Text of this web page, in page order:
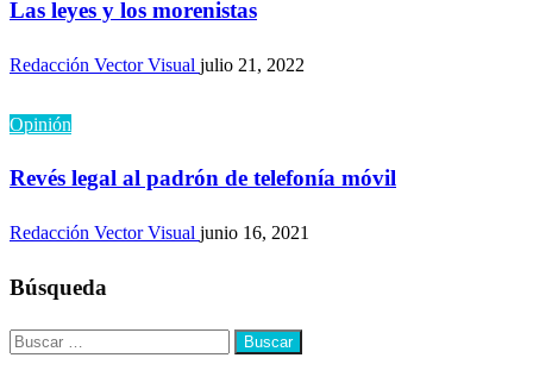
Las leyes y los morenistas
Redacción Vector Visual julio 21, 2022
Opinión
Revés legal al padrón de telefonía móvil
Redacción Vector Visual junio 16, 2021
Búsqueda
Buscar: